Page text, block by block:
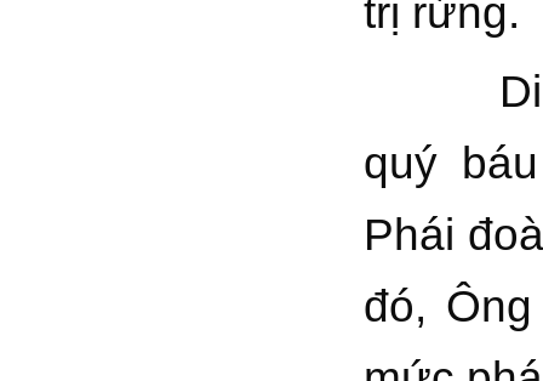
trị rừng.
Diễn
quý
Phái
đó,